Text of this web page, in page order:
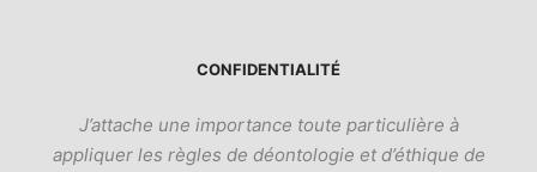
CONFIDENTIALITÉ
J’attache une importance toute particulière à
appliquer les règles de déontologie et d’éthique de